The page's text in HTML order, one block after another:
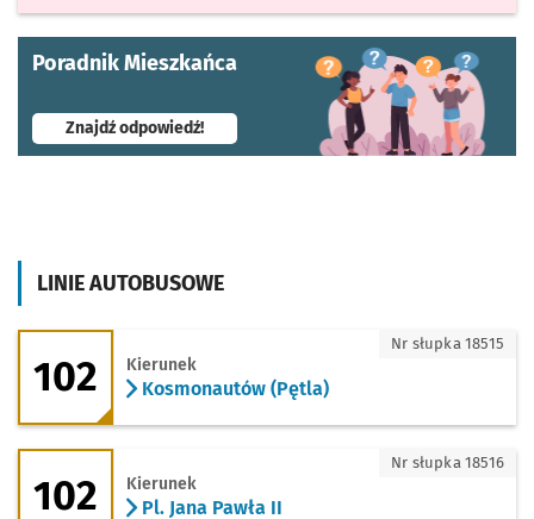
Poradnik Mieszkańca
Znajdź odpowiedź!- otworzy się w nowej karcie
LINIE AUTOBUSOWE
102 - kierunek Kosmonautów (Pętla)
102 Kierunek
Kosmonautów (Pętla)
Nr słupka 18515
102 - kierunek Pl. Jana Pawła II
102 Kierunek
Pl. Jana Pawła II
Nr słupka 18516